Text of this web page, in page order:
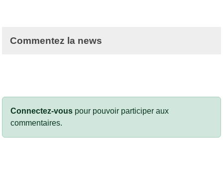
Commentez la news
Connectez-vous pour pouvoir participer aux
commentaires.